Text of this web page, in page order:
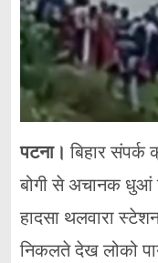
पटना।बिहार
बोगी से अचानक
हादसा थलवारा
निकलते देख लोको